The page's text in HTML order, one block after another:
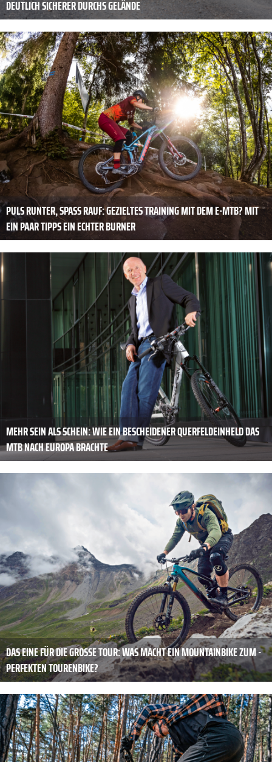
DEUTLICH SICHERER DURCHS GELÄNDE
PULS RUNTER, SPASS RAUF: GEZIELTES TRAINING MIT DEM E-MTB? MIT E
IN PAAR TIPPS EIN ECHTER BURNER
MEHR SEIN ALS SCHEIN: WIE EIN BESCHEIDENER QUERFELDEINHELD DAS
MTB NACH EUROPA BRACHTE
DAS EINE FÜR DIE ­GROSSE TOUR: WAS MACHT EIN MOUNTAINBIKE ZUM ­P
ERFEKTEN TOURENBIKE?